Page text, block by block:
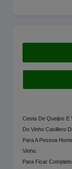
Cesta De Queijos E
Do Vinho Casillero
Para A Pessoa
Vinho.
Para Ficar